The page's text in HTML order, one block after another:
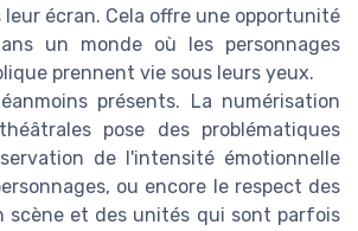
écran. Cela offre une opportunité
un monde où les personnages
prennent vie sous leurs yeux.
présents. La numérisation
pose des problématiques
de l'intensité émotionnelle
ou encore le respect des
scène et des unités qui sont parfois